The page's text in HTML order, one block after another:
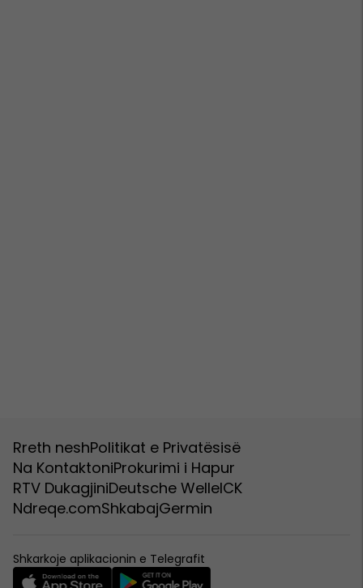
Rreth neshPolitikat e Privatësisë
Na KontaktoniProkurimi i Hapur
RTV DukagjiniDeutsche WelleICK
Ndreqe.comShkabajGermin
Shkarkoje aplikacionin e Telegrafit